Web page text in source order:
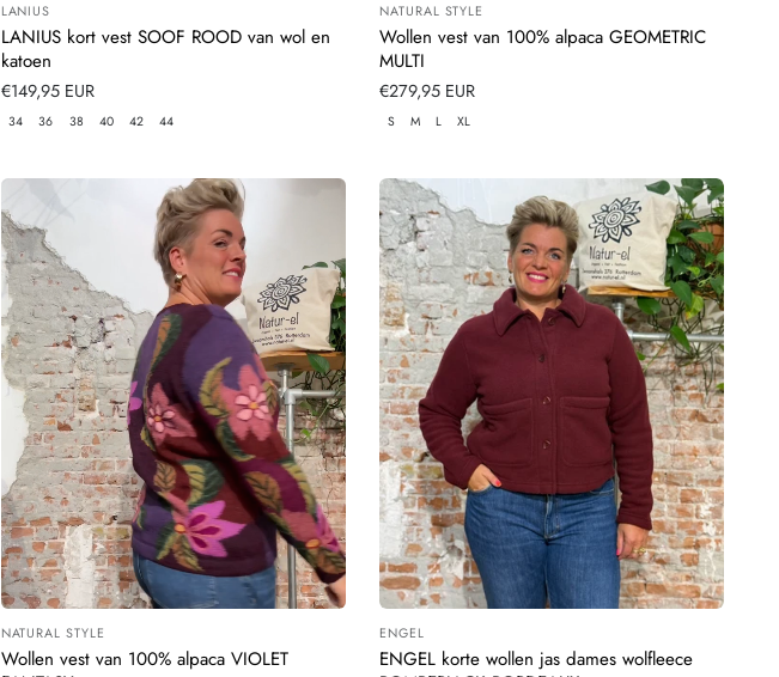
Leverancier:
LANIUS
LANIUS kort vest SOOF ROOD van wol en
katoen
Normale
prijs
€149,95 EUR
34 36 38 40 42 44
Leverancier:
NATURAL STYLE
Wollen vest van 100% alpaca GEOMETRIC
MULTI
Normale
prijs
€279,95 EUR
S M L XL
Leverancier:
NATURAL STYLE
Wollen vest van 100% alpaca VIOLET
Leverancier:
ENGEL
ENGEL korte wollen jas dames wolfleece